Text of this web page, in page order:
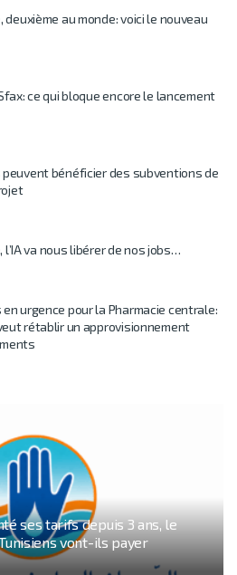
deuxième au monde: voici le nouveau
ce qui bloque encore le lancement
bénéficier des subventions de
l’IA va nous libérer de nos jobs…
urgence pour la Pharmacie centrale:
rétablir un approvisionnement
ses tarifs depuis 3 ans, le
vont-ils payer